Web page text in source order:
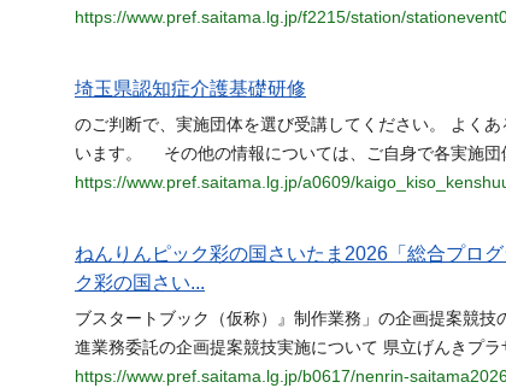
https://www.pref.saitama.lg.jp/f2215/station/
埼玉県認知症介護基礎研修
のご判断で、実施団体を選び受講してください。 よ
います。 その他の情報については、ご自身で各実施
https://www.pref.saitama.lg.jp/a0609/
ねんりんピック彩の国さいたま2026「総合プロ
ク彩の国さい...
ブスタートブック（仮称）』制作業務」の企画提案競
進業務委託の企画提案競技実施について 県立げんきプ
https://www.pref.saitama.lg.jp/b0617/nenrin-